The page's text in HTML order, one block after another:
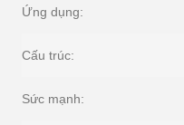
Ứng dụng:
Cấu trúc:
Sức mạnh: